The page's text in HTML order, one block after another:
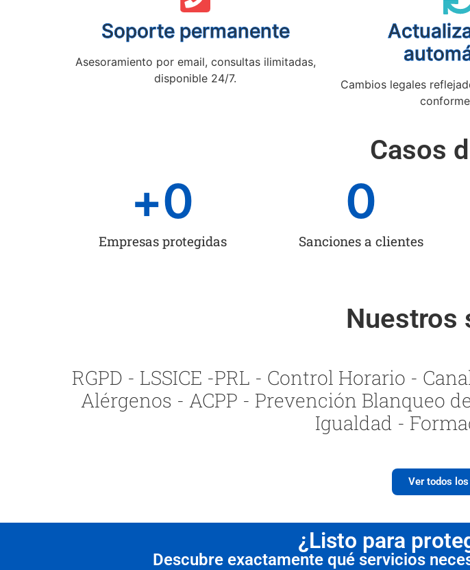
Soporte permanente
Asesoramiento por email, consultas ilimitadas,
disponible 24/7.
Cambios legales
Casos
Empresas protegidas
+0
Sanciones a clientes
0
Nuestros
RGPD - LSSICE -PRL - Control Horario -
Alérgenos - ACPP - Prevención Blanqueo
Igualdad -
Ver todos
¿Listo para
Descubre exactamente qué servicios